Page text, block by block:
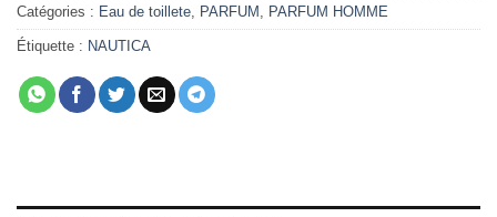
Catégories : Eau de toillete PARFUM PARFUM HOMME
Étiquette : NAUTICA